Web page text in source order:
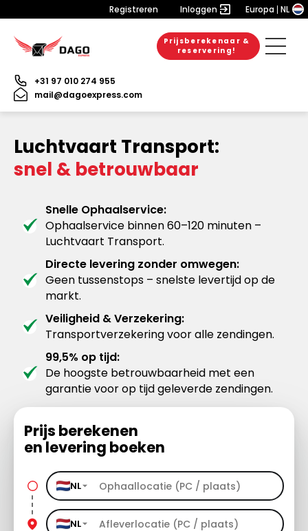
Registreren Inloggen Europa NL
Prijsberekenaar &
reservering!
+31 97 010 274 955
mail@dagoexpress.com
Luchtvaart Transport:
snel & betrouwbaar
Snelle Ophaalservice:
Ophaalservice binnen 60–120 minuten –
Luchtvaart Transport.
Directe levering zonder omwegen:
Geen tussenstops – snelste levertijd op de
markt.
Veiligheid & Verzekering:
Transportverzekering voor alle zendingen.
99,5% op tijd:
De hoogste betrouwbaarheid met een
garantie voor op tijd geleverde zendingen.
Prijs berekenen
en levering boeken
NL
NL